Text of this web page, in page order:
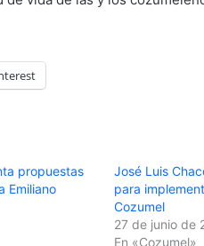
propuestas
Emiliano
José Luis
para
Cozumel
27 de junio de
En «Cozumel»